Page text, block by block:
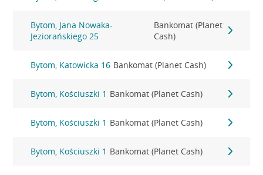
Bytom, Jana Nowaka-
Jeziorańskiego 25
Bankomat (Planet
Cash)
Bytom, Katowicka 16 Bankomat (Planet Cash)
Bytom, Kościuszki 1 Bankomat (Planet Cash)
Bytom, Kościuszki 1 Bankomat (Planet Cash)
Bytom, Kościuszki 1 Bankomat (Planet Cash)